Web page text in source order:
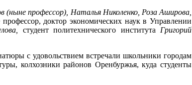
(ныне профессор), Наталья Николенко, Роза Аширова,
доктор экономических наук в Управлении
студент политехнического института Григорий
с удовольствием встречали школьники городам
колхозники районов Оренбуржья, куда студенты